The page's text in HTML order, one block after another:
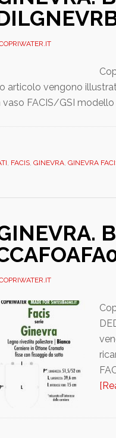
articolo vengono
FACIS/GSI modello
, FACIS, GINEVRA, GINEVRA